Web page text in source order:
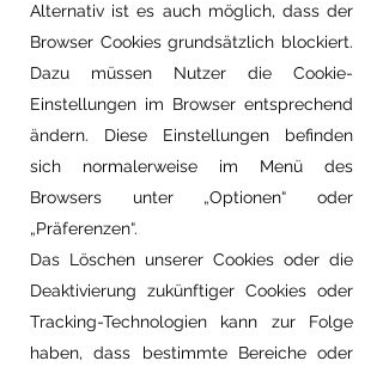
Alternativ ist es auch möglich, dass der
Browser Cookies grundsätzlich blockiert.
Dazu müssen Nutzer die Cookie-
Einstellungen im Browser entsprechend
ändern. Diese Einstellungen befinden
sich normalerweise im Menü des
Browsers unter „Optionen“ oder
„Präferenzen“.
Das Löschen unserer Cookies oder die
Deaktivierung zukünftiger Cookies oder
Tracking-Technologien kann zur Folge
haben, dass bestimmte Bereiche oder